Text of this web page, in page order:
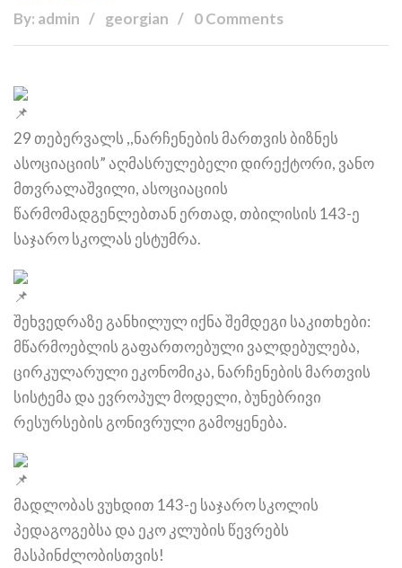
By: admin georgian 0 Comments
29 თებერვალს ,,ნარჩენების მართვის ბიზნეს
ასოციაციის” აღმასრულებელი დირექტორი, ვანო
მთვრალაშვილი, ასოციაციის
წარმომადგენლებთან ერთად, თბილისის 143-ე
საჯარო სკოლას ესტუმრა.
შეხვედრაზე განხილულ იქნა შემდეგი საკითხები:
მწარმოებლის გაფართოებული ვალდებულება,
ცირკულარული ეკონომიკა, ნარჩენების მართვის
სისტემა და ევროპულ მოდელი, ბუნებრივი
რესურსების გონივრული გამოყენება.
მადლობას ვუხდით 143-ე საჯარო სკოლის
პედაგოგებსა და ეკო კლუბის წევრებს
მასპინძლობისთვის!